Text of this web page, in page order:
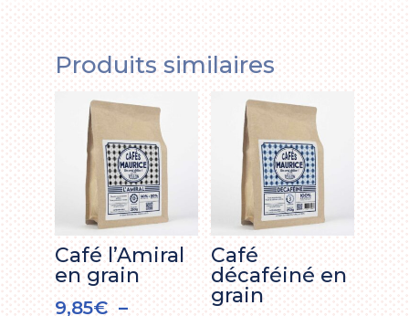
Produits similaires
Café l’Amiral
en grain
9,85€ –
Café
décaféiné en
grain